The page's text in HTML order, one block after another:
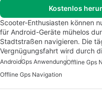
Kostenlos
Scooter-Enthusiasten können
für Android-Geräte mühelos
Stadtstraßen navigieren. Die
Vergnügungsfahrt wird durch
AndroidGps AnwendungOffline Gps
Offline Gps Navigation